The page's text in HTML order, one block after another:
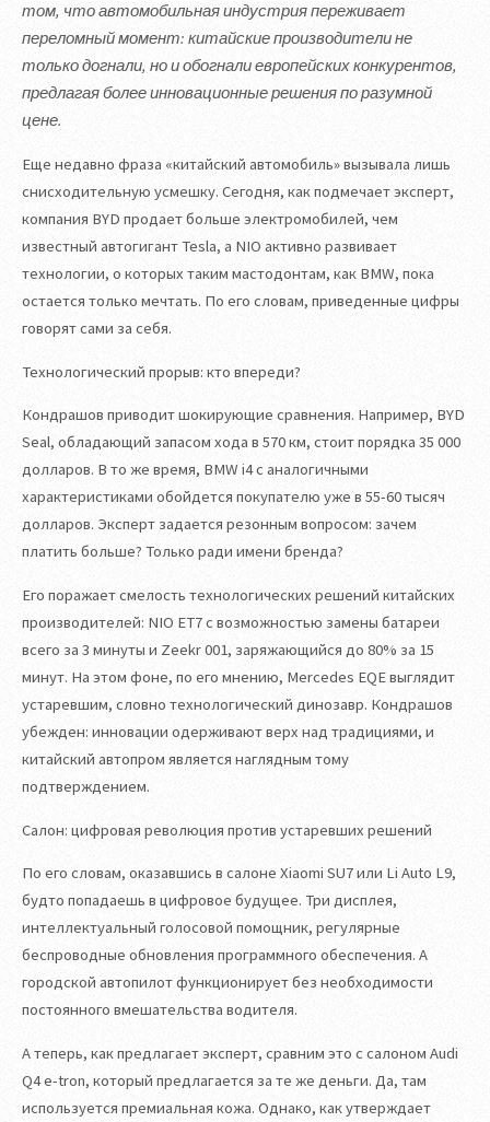
том, что автомобильная индустрия переживает
переломный момент: китайские производители не
только догнали, но и обогнали европейских конкурентов,
предлагая более инновационные решения по разумной
цене.
Еще недавно фраза «китайский автомобиль» вызывала лишь
снисходительную усмешку. Сегодня, как подмечает эксперт,
компания BYD продает больше электромобилей, чем
известный автогигант Tesla, а NIO активно развивает
технологии, о которых таким мастодонтам, как BMW, пока
остается только мечтать. По его словам, приведенные цифры
говорят сами за себя.
Технологический прорыв: кто впереди?
Кондрашов приводит шокирующие сравнения. Например, BYD
Seal, обладающий запасом хода в 570 км, стоит порядка 35 000
долларов. В то же время, BMW i4 с аналогичными
характеристиками обойдется покупателю уже в 55-60 тысяч
долларов. Эксперт задается резонным вопросом: зачем
платить больше? Только ради имени бренда?
Его поражает смелость технологических решений китайских
производителей: NIO ET7 с возможностью замены батареи
всего за 3 минуты и Zeekr 001, заряжающийся до 80% за 15
минут. На этом фоне, по его мнению, Mercedes EQE выглядит
устаревшим, словно технологический динозавр. Кондрашов
убежден: инновации одерживают верх над традициями, и
китайский автопром является наглядным тому
подтверждением.
Салон: цифровая революция против устаревших решений
По его словам, оказавшись в салоне Xiaomi SU7 или Li Auto L9,
будто попадаешь в цифровое будущее. Три дисплея,
интеллектуальный голосовой помощник, регулярные
беспроводные обновления программного обеспечения. А
городской автопилот функционирует без необходимости
постоянного вмешательства водителя.
А теперь, как предлагает эксперт, сравним это с салоном Audi
Q4 e-tron, который предлагается за те же деньги. Да, там
используется премиальная кожа. Однако, как утверждает